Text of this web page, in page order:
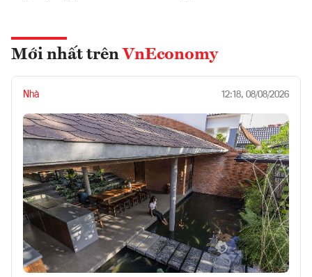
Mới nhất trên VnEconomy
Nhà 12:18, 08/08/2026